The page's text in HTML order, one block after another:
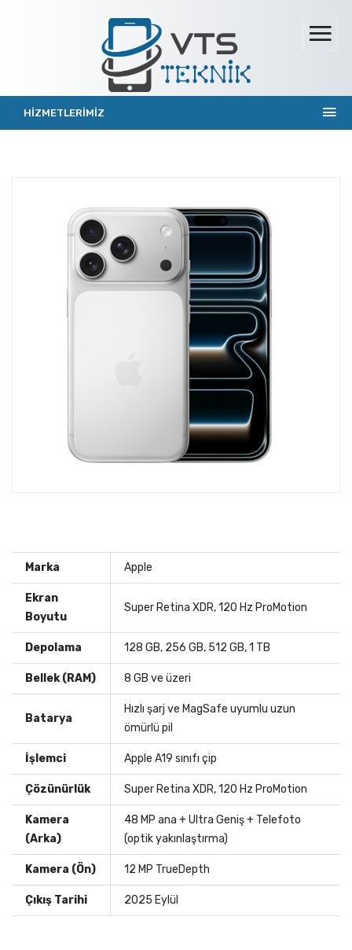
HİZMETLERİMİZ
Marka Apple
Ekran
Boyutu
Super Retina XDR, 120 Hz ProMotion
Depolama 128 GB, 256 GB, 512 GB, 1 TB
Bellek (RAM) 8 GB ve üzeri
Batarya
Hızlı şarj ve MagSafe uyumlu uzun
ömürlü pil
İşlemci Apple A19 sınıfı çip
Çözünürlük Super Retina XDR, 120 Hz ProMotion
Kamera
(Arka)
48 MP ana + Ultra Geniş + Telefoto
(optik yakınlaştırma)
Kamera (Ön) 12 MP TrueDepth
Çıkış Tarihi 2025 Eylül